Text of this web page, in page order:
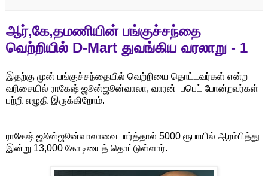
ஆர்,கே,தமணியின் பங்குச்சந்தை
வெற்றியில் D-Mart துவங்கிய வரலாறு - 1
இதற்கு முன் பங்குச்சந்தையில் வெற்றியை தொட்டவர்கள் என்ற
வரிசையில் ராகேஷ் ஜூன்ஜூன்வாலா, வாரன் பபெட் போன்றவர்கள்
பற்றி எழுதி இருக்கிறோம்.
ராகேஷ் ஜூன்ஜூன்வாலாவை பார்த்தால் 5000 ரூபாயில் ஆரம்பித்து
இன்று 13,000 கோடியைத் தொட்டுள்ளார்.